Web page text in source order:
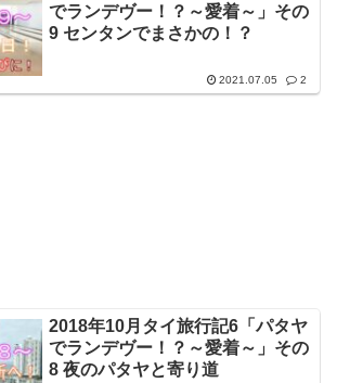
でランデヴー！？～愛着～」その
9 センタンでまさかの！？
2021.07.05 2
2018年10月タイ旅行記6「パタヤ
でランデヴー！？～愛着～」その
8 夜のパタヤと寄り道